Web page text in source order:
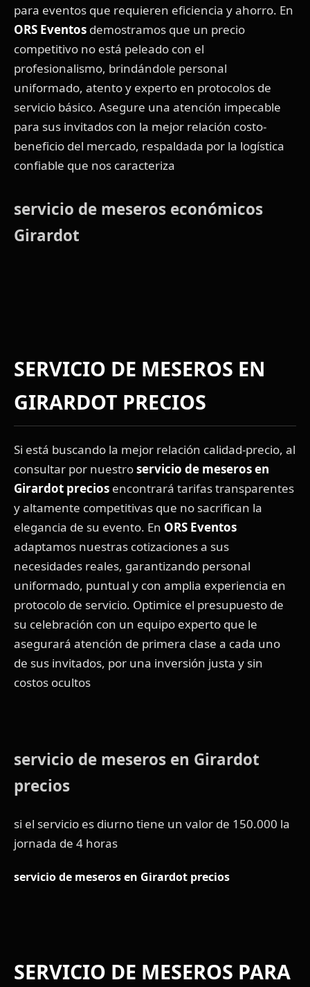
para eventos que requieren eficiencia y ahorro. En
ORS Eventos demostramos que un precio
competitivo no está peleado con el
profesionalismo, brindándole personal
uniformado, atento y experto en protocolos de
servicio básico. Asegure una atención impecable
para sus invitados con la mejor relación costo-
beneficio del mercado, respaldada por la logística
confiable que nos caracteriza
servicio de meseros económicos
Girardot
SERVICIO DE MESEROS EN
GIRARDOT PRECIOS
Si está buscando la mejor relación calidad-precio, al
consultar por nuestroservicio de meseros en
Girardot precios encontrará tarifas transparentes
y altamente competitivas que no sacrifican la
elegancia de su evento. En ORS Eventos
adaptamos nuestras cotizaciones a sus
necesidades reales, garantizando personal
uniformado, puntual y con amplia experiencia en
protocolo de servicio. Optimice el presupuesto de
su celebración con un equipo experto que le
asegurará atención de primera clase a cada uno
de sus invitados, por una inversión justa y sin
costos ocultos
servicio de meseros en Girardot
precios
si el servicio es diurno tiene un valor de 150.000 la
jornada de 4 horas
servicio de meseros en Girardot precios
SERVICIO DE MESEROS PARA